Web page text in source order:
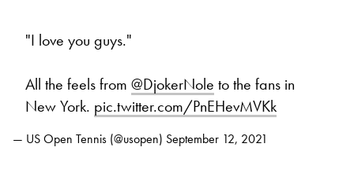
"I love you guys."
All the feels from @DjokerNole to the fans in
New York. pic.twitter.com/PnEHevMVKk
— US Open Tennis (@usopen) September 12, 2021